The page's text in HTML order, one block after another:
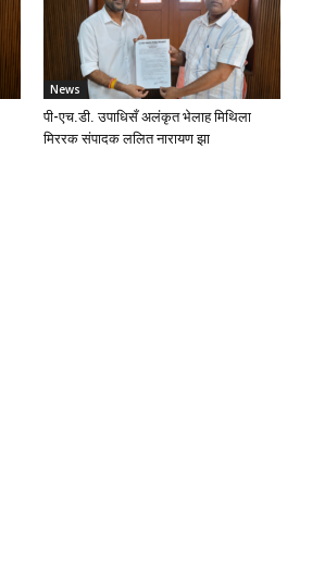
News
पी-एच.डी. उपाधिसँ अलंकृत भेलाह मिथिला
मिररक संपादक ललित नारायण झा